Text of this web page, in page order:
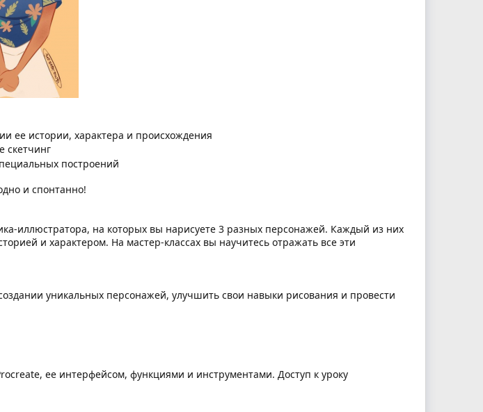
ее истории, характера и происхождения
скетчинг
построений
и спонтанно!
иллюстратора, на которых вы нарисуете 3 разных персонажей. Каждый из них
и характером. На мастер-классах вы научитесь отражать все эти
уникальных персонажей, улучшить свои навыки рисования и провести
ее интерфейсом, функциями и инструментами. Доступ к уроку